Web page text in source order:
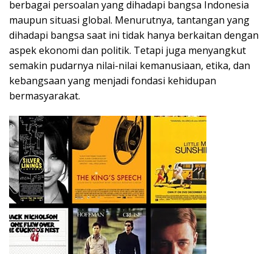
berbagai persoalan yang dihadapi bangsa Indonesia
maupun situasi global. Menurutnya, tantangan yang
dihadapi bangsa saat ini tidak hanya berkaitan dengan
aspek ekonomi dan politik. Tetapi juga menyangkut
semakin pudarnya nilai-nilai kemanusiaan, etika, dan
kebangsaan yang menjadi fondasi kehidupan
bermasyarakat.